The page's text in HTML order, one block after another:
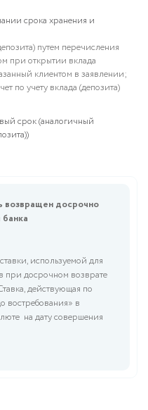
срока хранения и
путем перечисления
при открытии вклада
клиентом в заявлении;
по учету вклада (депозита)
срок (аналогичный
возвращен досрочно
банка
используемой для
при досрочном возврате
действующая по
востребования» в
на дату совершения